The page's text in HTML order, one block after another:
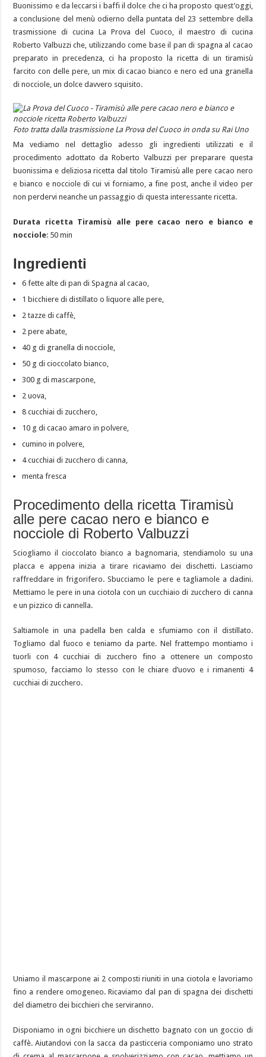
Buonissimo e da leccarsi i baffi il dolce che ci ha proposto quest’oggi,
a conclusione del menù odierno della puntata del 23 settembre della
trasmissione di cucina La Prova del Cuoco, il maestro di cucina
Roberto Valbuzzi che, utilizzando come base il pan di spagna al cacao
preparato in precedenza, ci ha proposto la ricetta di un tiramisù
farcito con delle pere, un mix di cacao bianco e nero ed una granella
di nocciole, un dolce davvero squisito.
Foto tratta dalla trasmissione La Prova del Cuoco in onda su Rai Uno
Ma vediamo nel dettaglio adesso gli ingredienti utilizzati e il
procedimento adottato da Roberto Valbuzzi per preparare questa
buonissima e deliziosa ricetta dal titolo Tiramisù alle pere cacao nero
e bianco e nocciole di cui vi forniamo, a fine post, anche il video per
non perdervi neanche un passaggio di questa interessante ricetta.
Durata ricetta Tiramisù alle pere cacao nero e bianco e
nocciole: 50 min
Ingredienti
6 fette alte di pan di Spagna al cacao,
1 bicchiere di distillato o liquore alle pere,
2 tazze di caffè,
2 pere abate,
40 g di granella di nocciole,
50 g di cioccolato bianco,
300 g di mascarpone,
2 uova,
8 cucchiai di zucchero,
10 g di cacao amaro in polvere,
cumino in polvere,
4 cucchiai di zucchero di canna,
menta fresca
Procedimento della ricetta Tiramisù
alle pere cacao nero e bianco e
nocciole di Roberto Valbuzzi
Sciogliamo il cioccolato bianco a bagnomaria, stendiamolo su una
placca e appena inizia a tirare ricaviamo dei dischetti. Lasciamo
raffreddare in frigorifero. Sbucciamo le pere e tagliamole a dadini.
Mettiamo le pere in una ciotola con un cucchiaio di zucchero di canna
e un pizzico di cannella.
Saltiamole in una padella ben calda e sfumiamo con il distillato.
Togliamo dal fuoco e teniamo da parte. Nel frattempo montiamo i
tuorli con 4 cucchiai di zucchero fino a ottenere un composto
spumoso, facciamo lo stesso con le chiare d’uovo e i rimanenti 4
cucchiai di zucchero.
Uniamo il mascarpone ai 2 composti riuniti in una ciotola e lavoriamo
fino a rendere omogeneo. Ricaviamo dal pan di spagna dei dischetti
del diametro dei bicchieri che serviranno.
Disponiamo in ogni bicchiere un dischetto bagnato con un goccio di
caffè. Aiutandovi con la sacca da pasticceria componiamo uno strato